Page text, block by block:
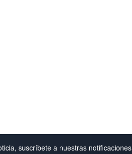
suscríbete a nuestras notificaciones